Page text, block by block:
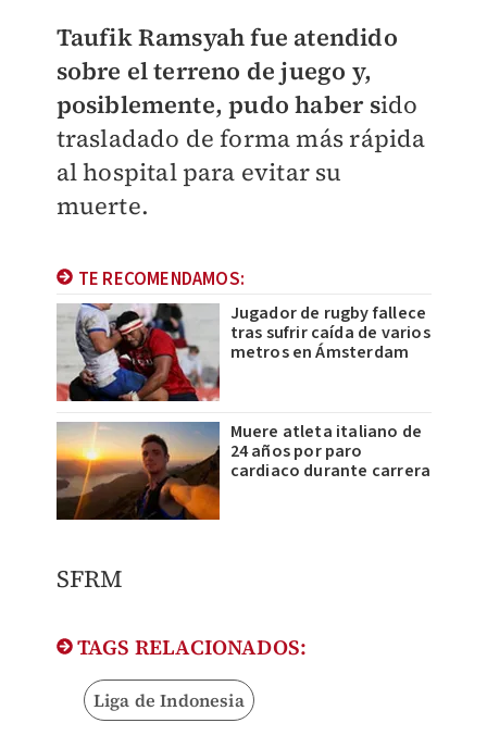
Taufik Ramsyah fue atendido
sobre el terreno de juego y,
posiblemente, pudo haber sido
trasladado de forma más rápida
al hospital para evitar su
muerte.
TE RECOMENDAMOS:
Jugador de rugby fallece
tras sufrir caída de varios
metros en Ámsterdam
Muere atleta italiano de
24 años por paro
cardiaco durante carrera
SFRM
TAGS RELACIONADOS:
Liga de Indonesia